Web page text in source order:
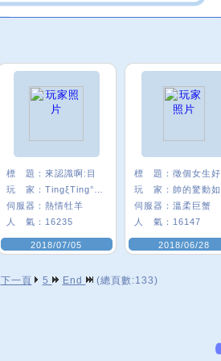
標 題： 來認識啊:目
玩 家：
伺服器： 熱情牡羊
人 氣： 16235
2018/07/05
標 題：
玩 家：
伺服器： 溫柔巨蟹
人 氣： 16147
2018/06/28
下一頁 5 End (總頁數:133)